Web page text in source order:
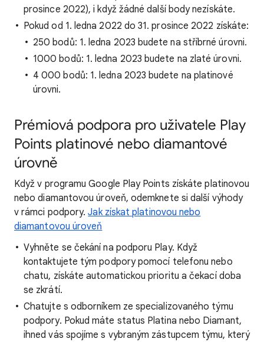
prosince 2022), i když žádné další body nezískáte.
Pokud od 1. ledna 2022 do 31. prosince 2022 získáte:
250 bodů: 1. ledna 2023 budete na stříbrné úrovni.
1000 bodů: 1. ledna 2023 budete na zlaté úrovni.
4 000 bodů: 1. ledna 2023 budete na platinové
úrovni.
Prémiová podpora pro uživatele Play
Points platinové nebo diamantové
úrovně
Když v programu Google Play Points získáte platinovou
nebo diamantovou úroveň, odemknete si další výhody
v rámci podpory.Jak získat platinovou nebo
diamantovou úroveň
Vyhněte se čekání na podporu Play. Když
kontaktujete tým podpory pomocí telefonu nebo
chatu, získáte automatickou prioritu a čekací doba
se zkrátí.
Chatujte s odborníkem ze specializovaného týmu
podpory. Pokud máte status Platina nebo Diamant,
ihned vás spojíme s vybraným zástupcem týmu, který